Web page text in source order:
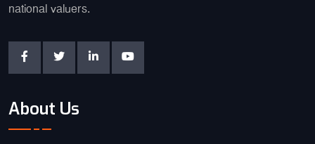
national valuers.
About Us